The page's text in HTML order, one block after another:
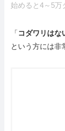
始めると4～5万
「コダワリはな
という方には非